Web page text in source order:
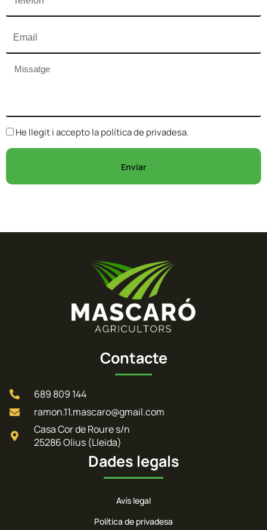
He llegit i accepto la política de privadesa.
Enviar
Contacte
689 809 144
ramon.11.mascaro@gmail.com
Casa Cor de Roure s/n
25286 Olius (Lleida)
Dades legals
Avís legal
Política de privadesa